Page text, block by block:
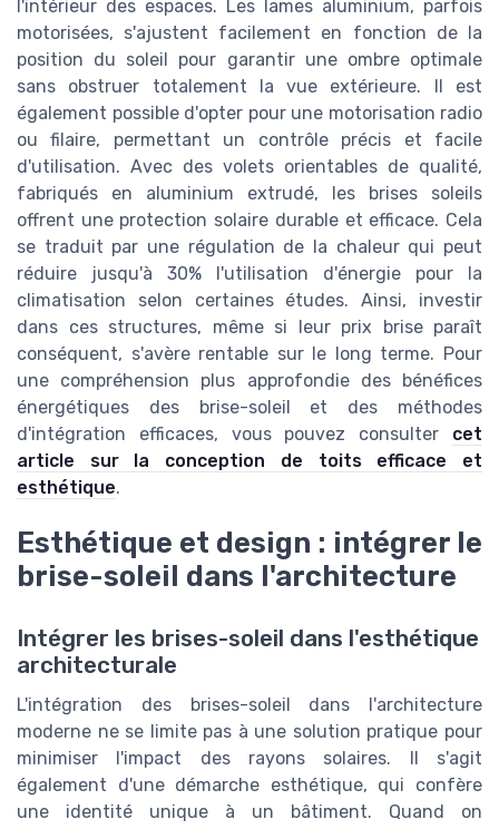
l'intérieur des espaces. Les lames aluminium, parfois
motorisées, s'ajustent facilement en fonction de la
position du soleil pour garantir une ombre optimale
sans obstruer totalement la vue extérieure. Il est
également possible d'opter pour une motorisation radio
ou filaire, permettant un contrôle précis et facile
d'utilisation. Avec des volets orientables de qualité,
fabriqués en aluminium extrudé, les brises soleils
offrent une protection solaire durable et efficace. Cela
se traduit par une régulation de la chaleur qui peut
réduire jusqu'à 30% l'utilisation d'énergie pour la
climatisation selon certaines études. Ainsi, investir
dans ces structures, même si leur prix brise paraît
conséquent, s'avère rentable sur le long terme. Pour
une compréhension plus approfondie des bénéfices
énergétiques des brise-soleil et des méthodes
d'intégration efficaces, vous pouvez consulter cet
article sur la conception de toits efficace et
esthétique.
Esthétique et design : intégrer le
brise-soleil dans l'architecture
Intégrer les brises-soleil dans l'esthétique
architecturale
L'intégration des brises-soleil dans l'architecture
moderne ne se limite pas à une solution pratique pour
minimiser l'impact des rayons solaires. Il s'agit
également d'une démarche esthétique, qui confère
une identité unique à un bâtiment. Quand on